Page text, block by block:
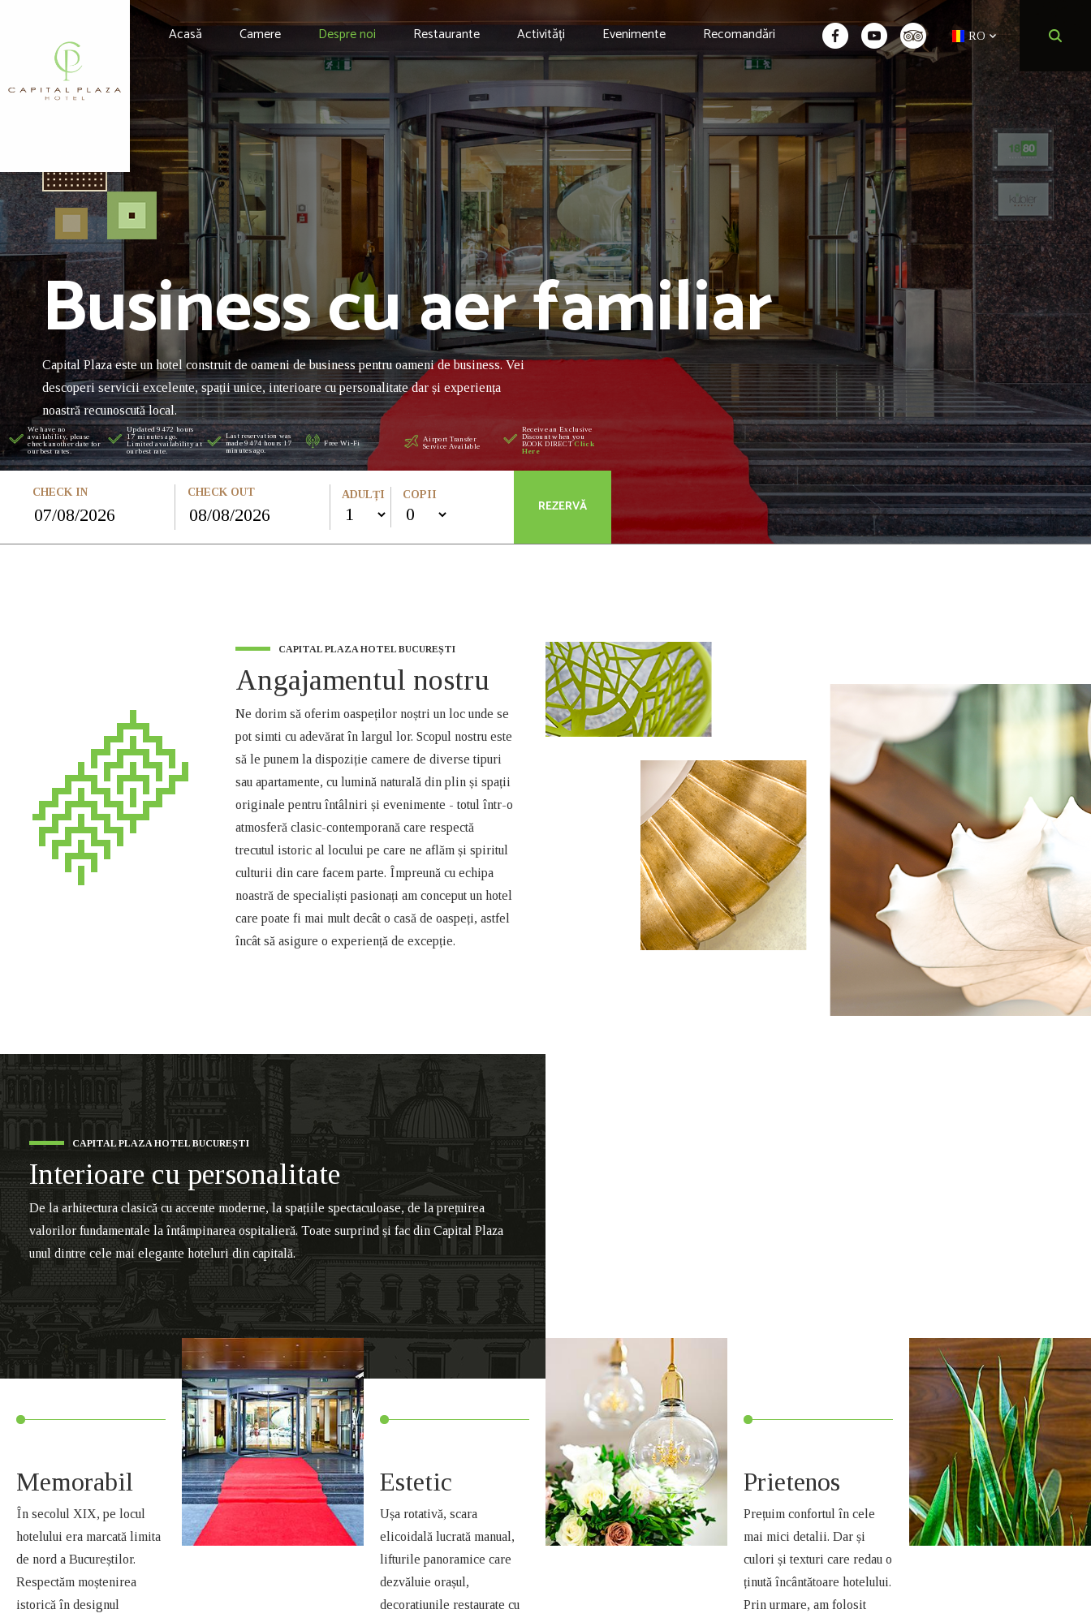
RO
Acasă Camere Despre noi Restaurante Activități Evenimente Recomandări
Business cu aer familiar
Capital Plaza este un hotel construit de oameni de business pentru oameni de business. Vei
descoperi servicii excelente, spații unice, interioare cu personalitate dar și experiența
noastră recunoscută local.
CHECK IN CHECK OUT ADULȚI COPII
We have no
availability, please
check another date for
our best rates.
Updated 9472 hours
17 minutes ago.
Limited availability at
our best rate.
Last reservation was
made 9474 hours 17
minutes ago.
Free Wi-Fi
Airport Transfer
Service Available
Receive an Exclusive
Discount when you
BOOK DIRECTClick
Here
CAPITAL PLAZA HOTEL BUCUREȘTI
Angajamentul nostru
Ne dorim să oferim oaspeților noștri un loc unde se
pot simti cu adevărat în largul lor. Scopul nostru este
să le punem la dispoziție camere de diverse tipuri
sau apartamente, cu lumină naturală din plin și spații
originale pentru întâlniri și evenimente - totul într-o
atmosferă clasic-contemporană care respectă
trecutul istoric al locului pe care ne aflăm și spiritul
culturii din care facem parte. Împreună cu echipa
noastră de specialiști pasionați am conceput un hotel
care poate fi mai mult decât o casă de oaspeți, astfel
încât să asigure o experiență de excepție.
CAPITAL PLAZA HOTEL BUCUREȘTI
Interioare cu personalitate
De la arhitectura clasică cu accente moderne, la spațiile spectaculoase, de la prețuirea
valorilor fundamentale la întâmpinarea ospitalieră. Toate surprind și fac din Capital Plaza
unul dintre cele mai elegante hoteluri din capitală.
Memorabil
În secolul XIX, pe locul
hotelului era marcată limita
de nord a Bucureștilor.
Respectăm moștenirea
istorică în designul
Estetic
Ușa rotativă, scara
elicoidală lucrată manual,
lifturile panoramice care
dezvăluie orașul,
decoratiunile restaurate cu
Prietenos
Prețuim confortul în cele
mai mici detalii. Dar și
culori și texturi care redau o
ținută încântătoare hotelului.
Prin urmare, am folosit